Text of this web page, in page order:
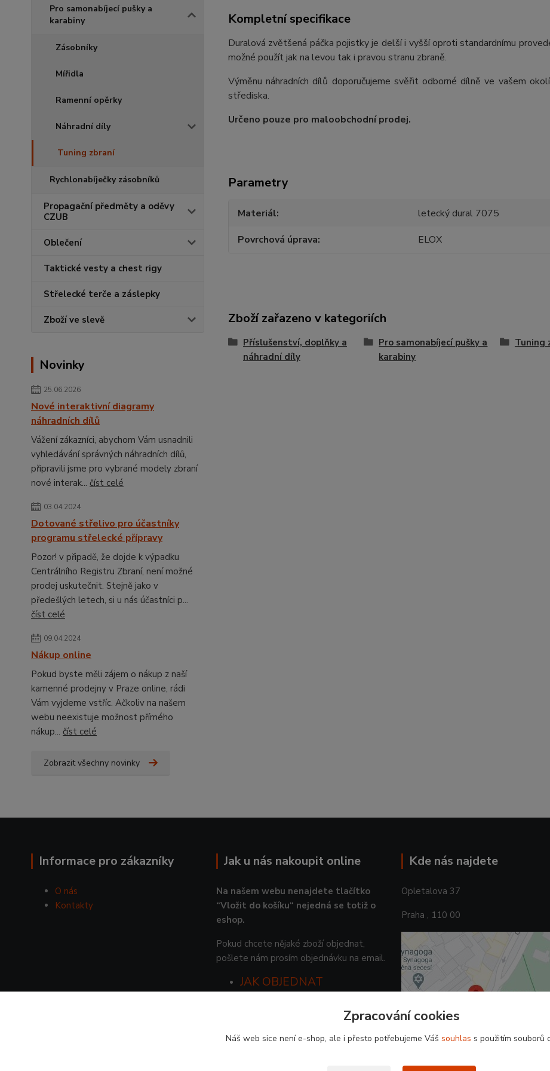
Pro samonabíjecí pušky a
karabiny
Zásobníky
Mířidla
Ramenní opěrky
Náhradní díly
Tuning zbraní
Rychlonabíječky zásobníků
Propagační předměty a oděvy
CZUB
Oblečení
Taktické vesty a chest rigy
Střelecké terče a záslepky
Zboží ve slevě
Novinky
25.06.2026
Nové interaktivní diagramy
náhradních dílů
Vážení zákazníci, abychom Vám usnadnili
vyhledávání správných náhradních dílů,
připravili jsme pro vybrané modely zbraní
nové interak... číst celé
03.04.2024
Dotované střelivo pro účastníky
programu střelecké přípravy
Pozor! v připadě, že dojde k výpadku
Centrálního Registru Zbraní, není možné
prodej uskutečnit. Stejně jako v
předešlých letech, si u nás účastníci p...
číst celé
09.04.2024
Nákup online
Pokud byste měli zájem o nákup z naší
kamenné prodejny v Praze online, rádi
Vám vyjdeme vstříc. Ačkoliv na našem
webu neexistuje možnost přímého
nákup... číst celé
Zobrazit všechny novinky
Kompletní specifikace
Duralová zvětšená páčka pojistky je delší i vyšší oproti standardnímu
možné použít jak na levou tak i pravou stranu zbraně.
Výměnu náhradních dílů doporučujeme svěřit odborné dílně ve vašem
střediska.
Určeno pouze pro maloobchodní prodej.
Parametry
Materiál
letecký dural 7075
Povrchová úprava
ELOX
Zboží zařazeno v kategoriích
Příslušenství, doplňky a
náhradní díly
Pro samonabíjecí pušky a
karabiny
Tuning
Informace pro zákazníky
O nás
Kontakty
Jak u nás nakoupit online
Na našem webu nenajdete tlačítko
“Vložit do košíku“ nejedná se totiž o
eshop.
Pokud chcete nějaké zboží objednat,
pošlete nám prosím objednávku na email.
JAK OBJEDNAT
Kde nás najdete
Opletalova 37
Praha , 110 00
Zpracování cookies
Náš web sice není e-shop, ale i přesto potřebujeme Váš souhlas s použitím souborů